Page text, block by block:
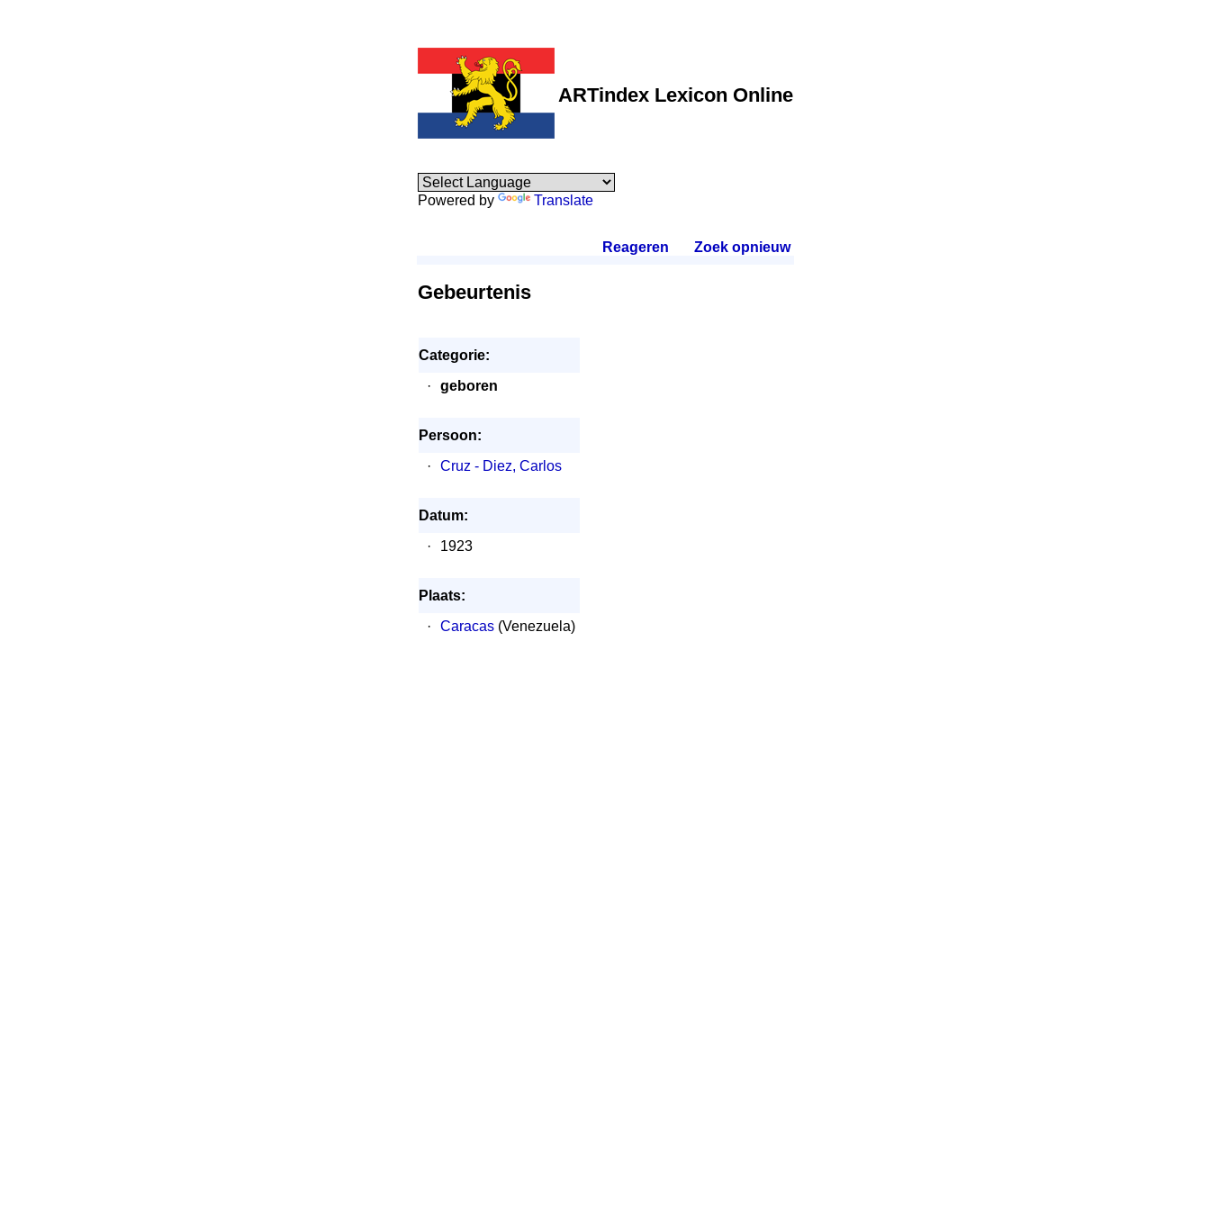
ARTindex Lexicon Online
Powered by Translate
Reageren Zoek opnieuw.
Gebeurtenis
Categorie:
·
geboren
Persoon:
·
Cruz - Diez, Carlos
Datum:
·
1923
Plaats:
·
Caracas(Venezuela)